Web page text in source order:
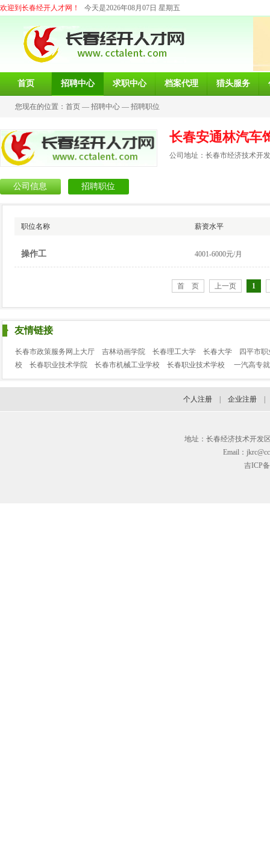
欢迎到长春经开人才网！ 今天是2026年08月07日 星期五
首页 招聘中心 求职中心 档案代理 猎头服务
您现在的位置： 首页 — 招聘中心 — 招聘职位
长春安通林汽车
公司地址：长春市经济技术开
公司信息 招聘职位
职位名称 薪资水平
操作工 4001-6000元/月
首 页 上一页 1
友情链接
长春市政策服务网上大厅 吉林动画学院 长春理工大学 长春大学
四平市
校
长春职业技术学院 长春市机械工业学校 长春职业技术学校 一汽高专
个人注册 企业注册
地址：长春经济技术开发
Email：
吉ICP